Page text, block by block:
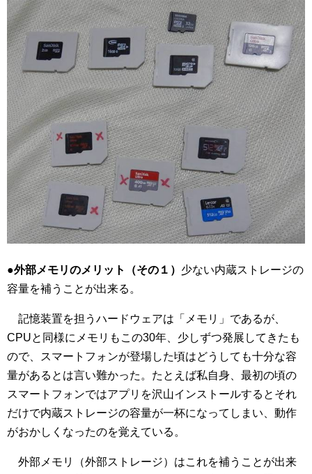
●外部メモリのメリット（その１） 少ない内蔵ストレージの
容量を補うことが出来る。
記憶装置を担うハードウェアは「メモリ」であるが、
CPUと同様にメモリもこの30年、少しずつ発展してきたも
ので、スマートフォンが登場した頃はどうしても十分な容
量があるとは言い難かった。たとえば私自身、最初の頃の
スマートフォンではアプリを沢山インストールするとそれ
だけで内蔵ストレージの容量が一杯になってしまい、動作
がおかしくなったのを覚えている。
外部メモリ（外部ストレージ）はこれを補うことが出来